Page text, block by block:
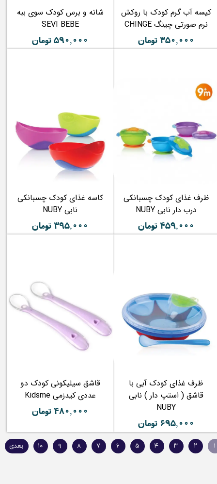
کیسه آب گرم کودک با روکش
نرم صورتی چینگ CHINGE
۳۵۰,۰۰۰ تومان
شانه و برس کودک سوی ببه
SEVI BEBE
۵۹۰,۰۰۰ تومان
ظرف غذای کودک چسبانکی
درب دار نابی NUBY
۴۵۹,۰۰۰ تومان
کاسه غذای کودک چسبانکی
نابی NUBY
۳۹۵,۰۰۰ تومان
ظرف غذای کودک آبی با
قاشق ( استپ دار ) نابی
NUBY
۶۹۵,۰۰۰ تومان
قاشق سیلیکونی کودک دو
عددی کیدزمی Kidsme
۴۸۰,۰۰۰ تومان
۱ ۲ ۳ ۴ ۵ ۶ ۷ ۸ ۹ ۱۰ بعدی